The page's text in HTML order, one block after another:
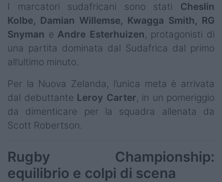
I marcatori sudafricani sono stati Cheslin
Kolbe, Damian Willemse, Kwagga Smith, RG
Snyman e Andre Esterhuizen, protagonisti di
una partita dominata dal Sudafrica dal primo
all’ultimo minuto.
Per la Nuova Zelanda, l’unica meta è arrivata
dal debuttante Leroy Carter, in un pomeriggio
da dimenticare per la squadra allenata da
Scott Robertson.
Rugby Championship:
equilibrio e colpi di scena